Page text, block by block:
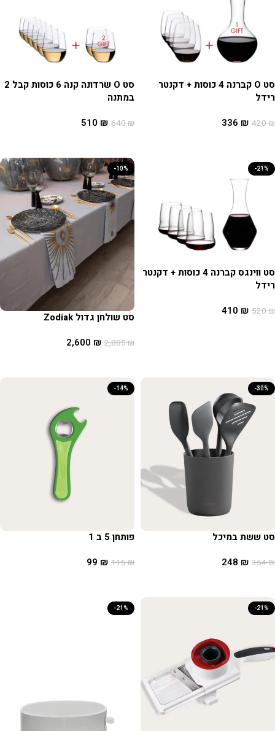
סט O קברנה 4 כוסות + דקנטר
רידל
420₪
336 ₪
סט O שרדונה קנה 6 כוסות קבל 2
במתנה
640₪
510 ₪
-21%
סט ווינגס קברנה 4 כוסות + דקנטר
רידל
520₪
410 ₪
-10%
סט שולחן גדול Zodiak
2,885₪
2,600 ₪
-30%
סט ששת במיכל
354₪
248 ₪
-14%
פותחן 5 ב 1
115₪
99 ₪
-21%
-21%